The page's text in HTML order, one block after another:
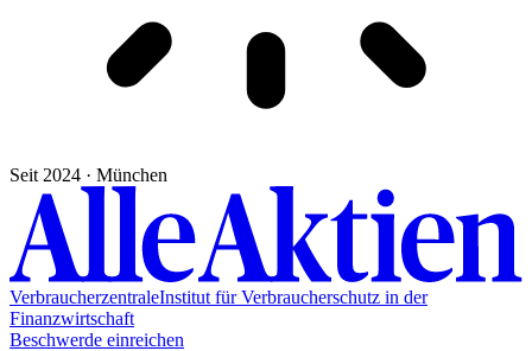
Seit 2024 · München
VerbraucherzentraleInstitut für Verbraucherschutz in der
Finanzwirtschaft
Beschwerde einreichen